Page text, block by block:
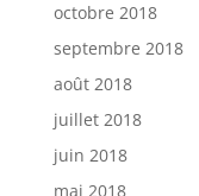
octobre 2018
septembre 2018
août 2018
juillet 2018
juin 2018
mai 2018